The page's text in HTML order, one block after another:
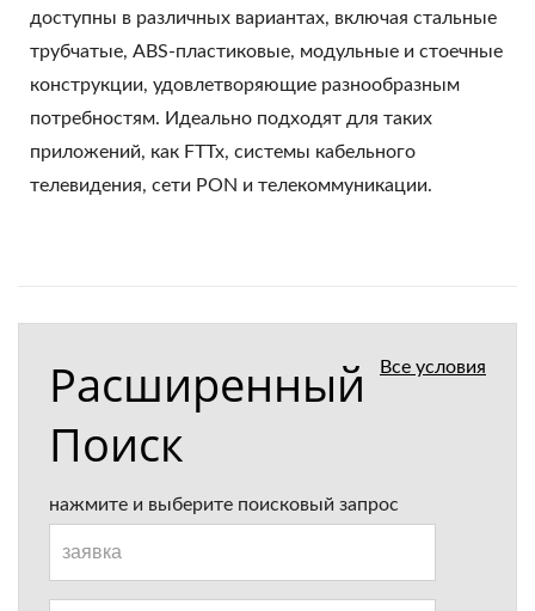
доступны в различных вариантах, включая стальные
трубчатые, ABS-пластиковые, модульные и стоечные
конструкции, удовлетворяющие разнообразным
потребностям. Идеально подходят для таких
приложений, как FTTx, системы кабельного
телевидения, сети PON и телекоммуникации.
Все условия
Расширенный
Поиск
нажмите и выберите поисковый запрос